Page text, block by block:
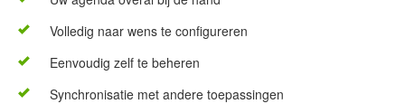
Volledig naar wens te configureren
Eenvoudig zelf te beheren
Synchronisatie met andere toepassingen